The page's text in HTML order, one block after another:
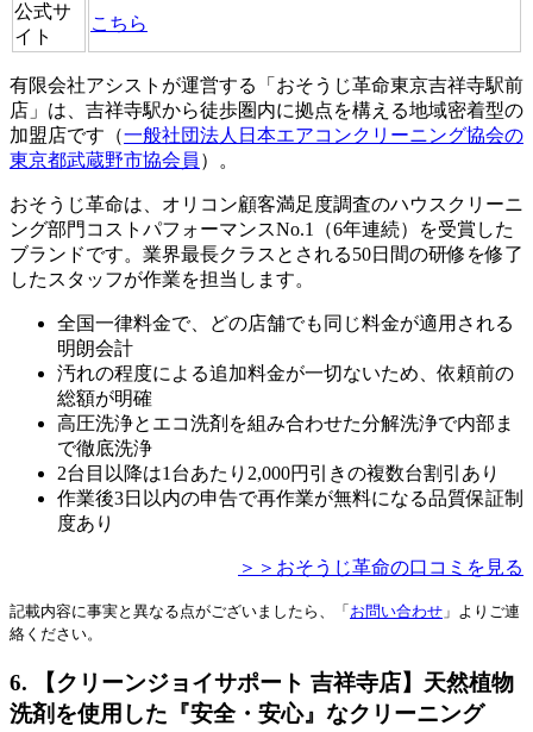
公式サ
イト
こちら
有限会社アシストが運営する「おそうじ革命東京吉祥寺駅前
店」は、吉祥寺駅から徒歩圏内に拠点を構える地域密着型の
加盟店です（一般社団法人日本エアコンクリーニング協会の
東京都武蔵野市協会員 ）。
おそうじ革命は、オリコン顧客満足度調査のハウスクリーニ
ング部門コストパフォーマンスNo.1（6年連続）を受賞した
ブランドです。業界最長クラスとされる50日間の研修を修了
したスタッフが作業を担当します。
全国一律料金で、どの店舗でも同じ料金が適用される
明朗会計
汚れの程度による追加料金が一切ないため、依頼前の
総額が明確
高圧洗浄とエコ洗剤を組み合わせた分解洗浄で内部ま
で徹底洗浄
2台目以降は1台あたり2,000円引きの複数台割引あり
作業後3日以内の申告で再作業が無料になる品質保証制
度あり
＞＞おそうじ革命の口コミを見る
記載内容に事実と異なる点がございましたら、「 お問い合わせ 」よりご連
絡ください。
6. 【クリーンジョイサポート 吉祥寺店】天然植物
洗剤を使用した『安全・安心』なクリーニング